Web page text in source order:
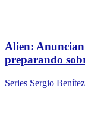
Alien: Anuncian
preparando
Series Sergio